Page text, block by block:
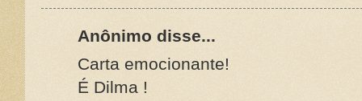
Anônimo disse...
Carta emocionante!
É Dilma !